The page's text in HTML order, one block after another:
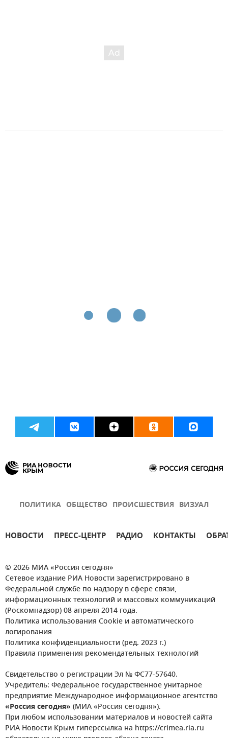
ПОЛИТИКА ОБЩЕСТВО ПРОИСШЕСТВИЯ ВИЗУАЛ
НОВОСТИ ПРЕСС-ЦЕНТР РАДИО КОНТАКТЫ
© 2026 МИА «Россия сегодня»
Сетевое издание РИА Новости зарегистрировано в
Федеральной службе по надзору в сфере связи,
информационных технологий и массовых коммуникаций
(Роскомнадзор) 08 апреля 2014 года.
Политика использования Cookie и автоматического
логирования
Политика конфиденциальности (ред. 2023 г.)
Правила применения рекомендательных технологий
Свидетельство о регистрации Эл № ФС77-57640.
Учредитель: Федеральное государственное унитарное
предприятие Международное информационное агентство
«Россия сегодня» (МИА «Россия сегодня»).
При любом использовании материалов и новостей сайта
РИА Новости Крым гиперссылка на https://crimea.ria.ru